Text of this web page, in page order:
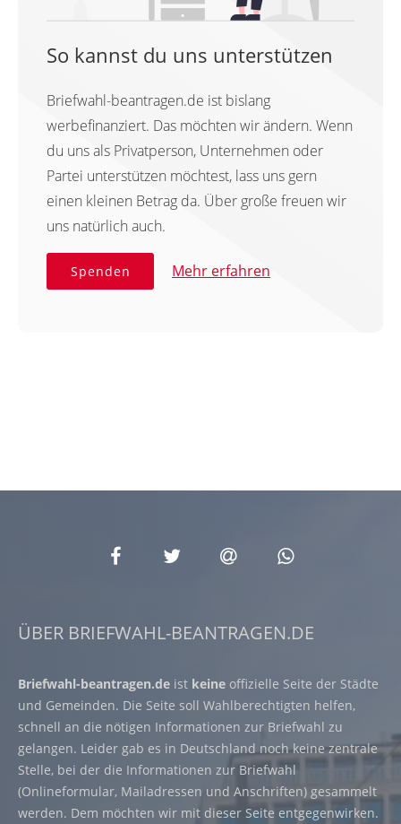
So kannst du uns unterstützen
Briefwahl-beantragen.de ist bislang
werbefinanziert. Das möchten wir ändern. Wenn
du uns als Privatperson, Unternehmen oder
Partei unterstützen möchtest, lass uns gern
einen kleinen Betrag da. Über große freuen wir
uns natürlich auch.
Spenden Mehr erfahren
ÜBER BRIEFWAHL-BEANTRAGEN.DE
Briefwahl-beantragen.de ist keine offizielle Seite der Städte
und Gemeinden. Die Seite soll Wahlberechtigten helfen,
schnell an die nötigen Informationen zur Briefwahl zu
gelangen. Leider gab es in Deutschland noch keine zentrale
Stelle, bei der die Informationen zur Briefwahl
(Onlineformular, Mailadressen und Anschriften) gesammelt
werden. Dem möchten wir mit dieser Seite entgegenwirken.